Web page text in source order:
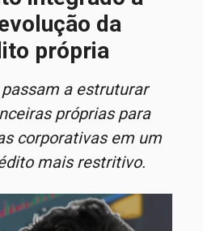
da
própria
a estruturar
próprias para
corporativas em um
mais restritivo.